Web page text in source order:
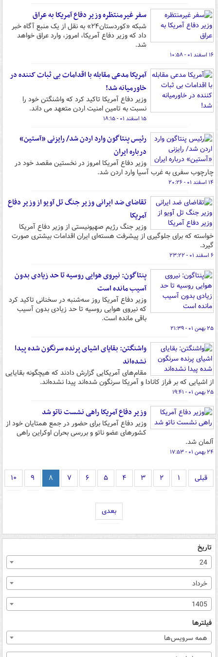
سفر غیرمنتظره وزیر دفاع آمریکا به عراق
شبکه «کوردستان۲۴» به نقل از یک منبع آگاه خبر
داد که وزیر دفاع آمریکا، امروز، وارد عراق خواهد
شد.
۱۶ اسفند ۰۱ - ۱۰:۵۸
آمریکا مدعی مقابله با اقدامات بی ثبات کننده در
خاورمیانه شد!
وزیر دفاع آمریکا تاکید کرد که واشنگتن خود را
نسبت به تامین امنیت اردن متعهد می داند.
۱۵ اسفند ۰۱ - ۱۸:۱۵
رئیس پنتاگون وارد اردن شد/ رایزنی «آستین»
درباره ایران
وزیر دفاع آمریکا امروز در نخستین مقصد خود در
چارچوب سفری به غرب آسیا وارد اردن شد.
۱۴ اسفند ۰۱ - ۲۰:۲۶
تقاضای ضد ایرانی وزیر جنگ تل آویو از وزیر دفاع
آمریکا
وزیر جنگ رژیم صهیونیستی از وزیر دفاع آمریکا
خواسته که برای جلوگیری از پیشرفت هسته‌ای ایران اقدامات بیشتری صورت
گیرد.
۶ اسفند ۰۱ - ۲۳:۲۲
پنتاگون: نیروی هوایی روسیه تا حد زیادی بدون
آسیب مانده است
وزیر دفاع آمریکا روز سه‌شنبه در سخنانی تاکید کرد
که نیروی هوایی روسیه تا حد زیادی بدون آسیب
باقی مانده است.
۲۵ بهمن ۰۱ - ۲۱:۳۹
واشنگتن: بقایای اشیای پرنده سرنگون شده‌ پیدا
نشده‌اند
مقام‌های آمریکایی گزارش دادند که هیچگونه بقایایی
از اشیایی که بر فراز کانادا و آمریکا سرنگون شده‌اند پیدا نشده‌اند.
۲۵ بهمن ۰۱ - ۱۹:۴۱
وزیر دفاع آمریکا راهی نشست ناتو شد
وزیر دفاع آمریکا برای حضور در جمع همتایان خود از
کشورهای عضو ناتو و بررسی بحران اوکراین راهی
آلمان شد.
۲۴ بهمن ۰۱ - ۱۷:۵۳
قبلی ۱ ۲ ۳ ۴ ۵ ۶ ۷ ۸ ۹ ۱۰
بعدی
تاریخ
24
خرداد
1405
فیلترها
همه سرویس‌ها